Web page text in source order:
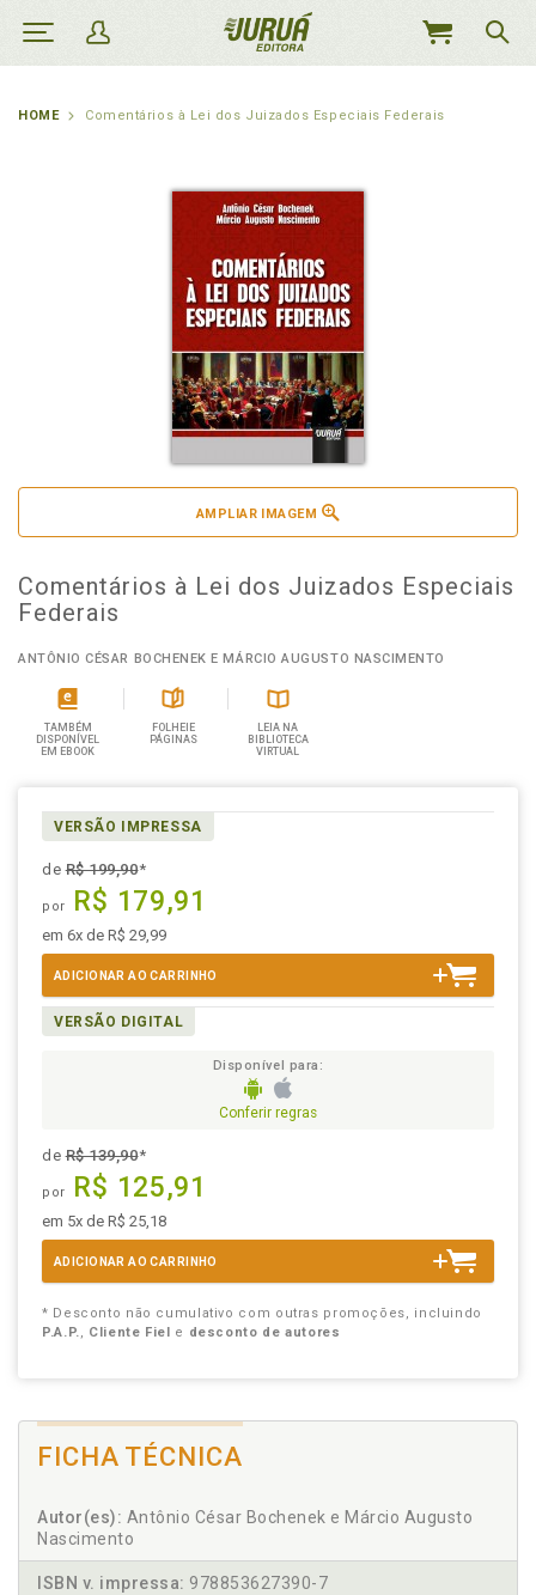
MEU
HOME Comentários à Lei dos Juizados Especiais Federais
AMPLIAR IMAGEM
Comentários à Lei dos Juizados Especiais
Federais
ANTÔNIO CÉSAR BOCHENEK E MÁRCIO AUGUSTO NASCIMENTO
TAMBÉM
DISPONÍVEL
EM EBOOK
FOLHEIE
PÁGINAS
LEIA NA
BIBLIOTECA
VIRTUAL
VERSÃO IMPRESSA
deR$ 199,90*
por R$ 179,91
em 6x de R$ 29,99
ADICIONAR AO CARRINHO
VERSÃO DIGITAL
Disponível para:
Conferir regras
deR$ 139,90*
por R$ 125,91
em 5x de R$ 25,18
ADICIONAR AO CARRINHO
* Desconto não cumulativo com outras promoções, incluindo
P.A.P., Cliente Fiel e desconto de autores
FICHA TÉCNICA
Autor(es): Antônio César Bochenek e Márcio Augusto
Nascimento
ISBN v. impressa: 978853627390-7